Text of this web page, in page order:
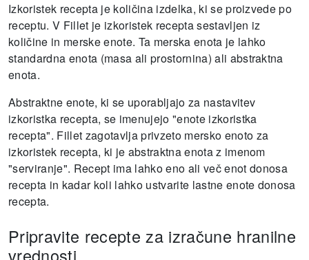
Izkoristek recepta je količina izdelka, ki se proizvede po
receptu. V Fillet je izkoristek recepta sestavljen iz
količine in merske enote. Ta merska enota je lahko
standardna enota (masa ali prostornina) ali abstraktna
enota.
Abstraktne enote, ki se uporabljajo za nastavitev
izkoristka recepta, se imenujejo "enote izkoristka
recepta". Fillet zagotavlja privzeto mersko enoto za
izkoristek recepta, ki je abstraktna enota z imenom
"serviranje". Recept ima lahko eno ali več enot donosa
recepta in kadar koli lahko ustvarite lastne enote donosa
recepta.
Pripravite recepte za izračune hranilne
vrednosti